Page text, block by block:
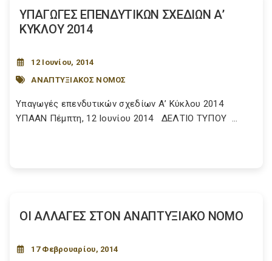
ΥΠΑΓΩΓΕΣ ΕΠΕΝΔΥΤΙΚΩΝ ΣΧΕΔΙΩΝ Α’
ΚΥΚΛΟΥ 2014
12 Ιουνίου, 2014
ΑΝΑΠΤΥΞΙΑΚΟΣ ΝΟΜΟΣ
Υπαγωγές επενδυτικών σχεδίων Α’ Κύκλου 2014
ΥΠΑΑΝ Πέμπτη, 12 Ιουνίου 2014 ΔΕΛΤΙΟ ΤΥΠΟΥ ...
ΟΙ ΑΛΛΑΓΕΣ ΣΤΟΝ ΑΝΑΠΤΥΞΙΑΚΟ ΝΟΜΟ
17 Φεβρουαρίου, 2014